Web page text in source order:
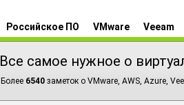
Российское ПО VMware Veeam
Все самое нужное о
Более 6540 заметок о VMware, AWS, Azure,